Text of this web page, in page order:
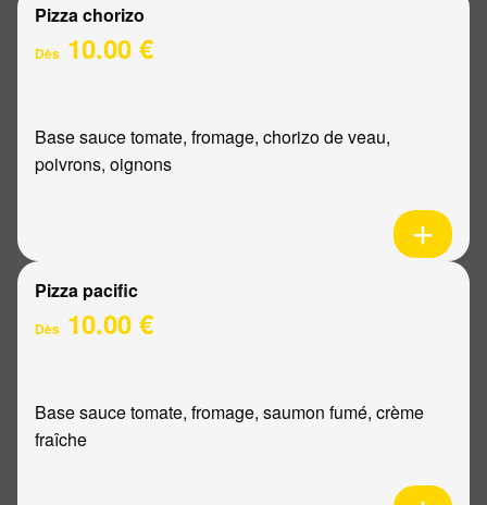
Pizza chorizo
Dès 10.00 €
Base sauce tomate, fromage, chorizo de veau,
poivrons, oignons
Pizza pacific
Dès 10.00 €
Base sauce tomate, fromage, saumon fumé, crème
fraîche